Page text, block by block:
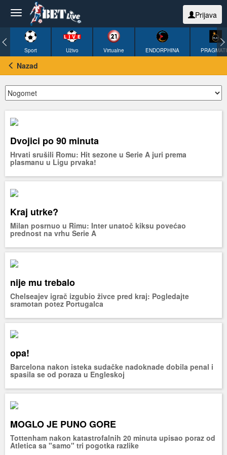
Prijava
Sport Uživo Virtualne ENDORPHINA
Nazad
Dvojici po 90 minuta
Hrvati srušili Romu: Hit sezone u Serie A juri prema
plasmanu u Ligu prvaka!
Kraj utrke?
Milan posrnuo u Rimu: Inter unatoč kiksu povećao
prednost na vrhu Serie A
nije mu trebalo
Chelseajev igrač izgubio živce pred kraj: Pogledajte
sramotan potez Portugalca
opa!
Barcelona nakon isteka sudačke nadoknade dobila penal i
spasila se od poraza u Engleskoj
MOGLO JE PUNO GORE
Tottenham nakon katastrofalnih 20 minuta upisao poraz od
Atletica sa "samo" tri pogotka razlike